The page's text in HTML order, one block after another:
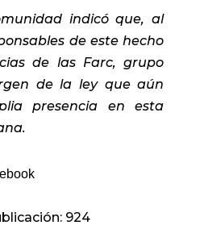
indicó que, al
de este hecho
de las Farc, grupo
de la ley que aún
presencia en esta
924